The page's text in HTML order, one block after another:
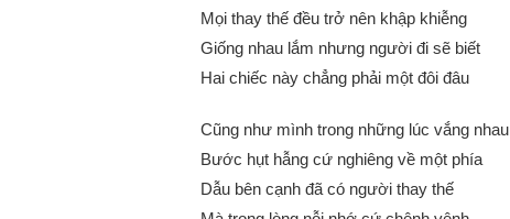
Mọi thay thế đều trở nên khập khiễng
Giống nhau lắm nhưng người đi sẽ biết
Hai chiếc này chẳng phải một đôi đâu
Cũng như mình trong những lúc vắng nhau
Bước hụt hẫng cứ nghiêng về một phía
Dẫu bên cạnh đã có người thay thế